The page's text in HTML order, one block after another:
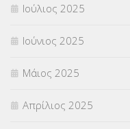
Ιούλιος 2025
Ιούνιος 2025
Μάιος 2025
Απρίλιος 2025